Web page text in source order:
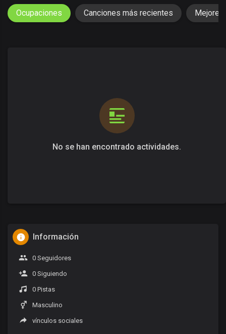
Ocupaciones Canciones más recientes
No se han encontrado actividades.
Información
0 Seguidores
0 Siguiendo
0 Pistas
Masculino
vínculos sociales